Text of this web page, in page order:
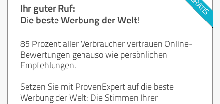
Ihr guter Ruf:
Die beste Werbung der Welt!
85 Prozent aller Verbraucher vertrauen Online-
Bewertungen genauso wie persönlichen
Empfehlungen.
Setzen Sie mit ProvenExpert auf die beste
Werbung der Welt: Die Stimmen Ihrer